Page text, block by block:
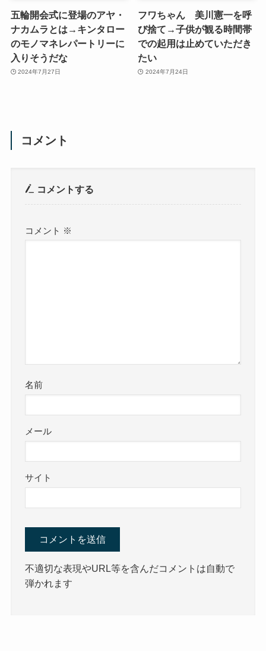
五輪開会式に登場のアヤ・
ナカムラとは→キンタロー
のモノマネレパートリーに
入りそうだな
2024年7月27日
フワちゃん 美川憲一を呼
び捨て→子供が観る時間帯
での起用は止めていただき
たい
2024年7月24日
コメント
コメントする
コメント ※
名前
メール
サイト
不適切な表現やURL等を含んだコメントは自動で
弾かれます